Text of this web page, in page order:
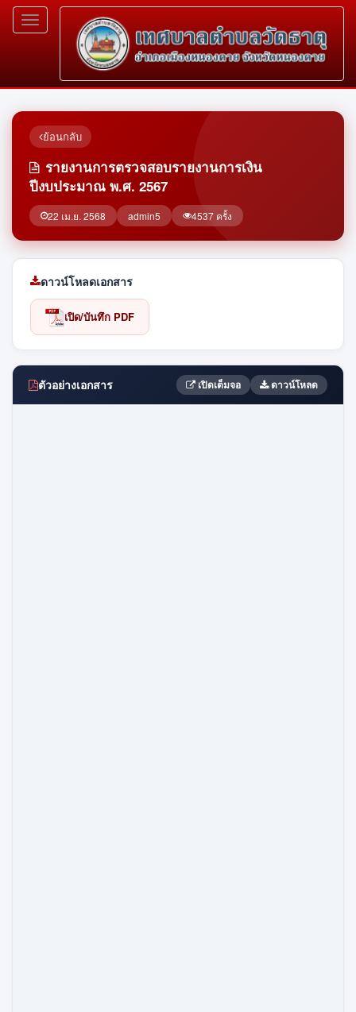
Toggle
navigation
ย้อนกลับ
รายงานการตรวจสอบรายงานการเงิน
ปีงบประมาณ พ.ศ. 2567
22 เม.ย. 2568 admin5 4537 ครั้ง
ดาวน์โหลดเอกสาร
เปิด/บันทึก PDF
ตัวอย่างเอกสาร เปิดเต็มจอ ดาวน์โหลด